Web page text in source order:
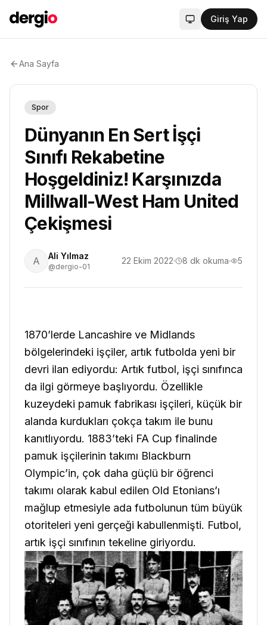
Sistem modu aktif
Giriş Yap
Ana Sayfa
Spor
Dünyanın En Sert İşçi
Sınıfı Rekabetine
Hoşgeldiniz! Karşınızda
Millwall-West Ham United
Çekişmesi
A Ali Yılmaz
@dergio-01
22 Ekim 2022· 8 dk okuma· 5
1870’lerde Lancashire ve Midlands
bölgelerindeki işçiler, artık futbolda yeni bir
devri ilan ediyordu: Artık futbol, işçi sınıfınca
da ilgi görmeye başlıyordu. Özellikle
kuzeydeki pamuk fabrikası işçileri, küçük bir
alanda kurdukları çokça takım ile bunu
kanıtlıyordu. 1883’teki FA Cup finalinde
pamuk işçilerinin takımı Blackburn
Olympic’in, çok daha güçlü bir öğrenci
takımı olarak kabul edilen Old Etonians’ı
mağlup etmesiyle ada futbolunun tüm büyük
otoriteleri yeni gerçeği kabullenmişti. Futbol,
artık işçi sınıfının tekeline giriyordu.